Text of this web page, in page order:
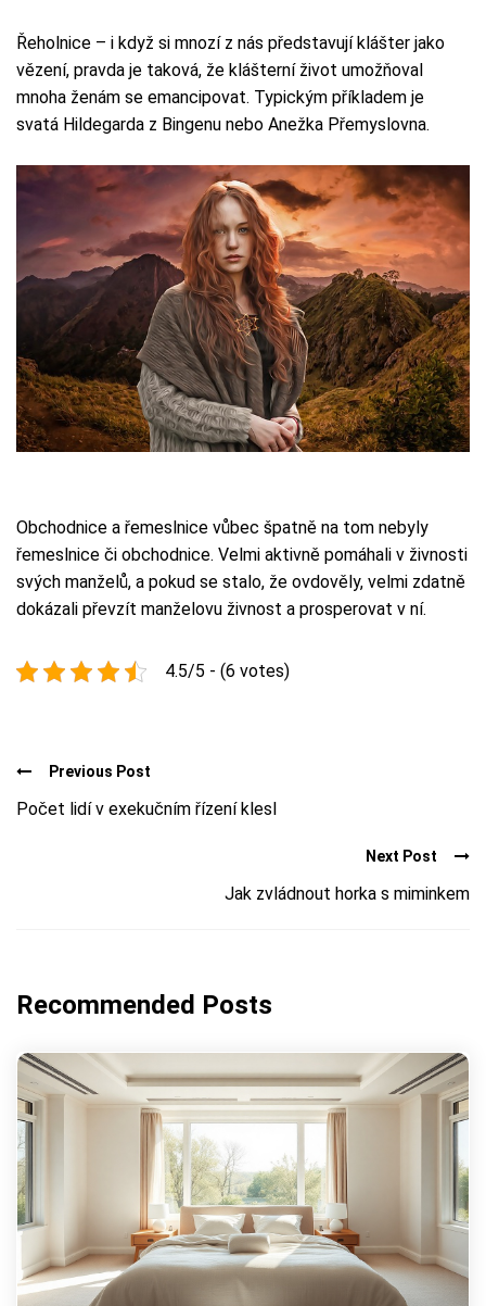
Řeholnice – i když si mnozí z nás představují klášter jako
vězení, pravda je taková, že klášterní život umožňoval
mnoha ženám se emancipovat. Typickým příkladem je
svatá Hildegarda z Bingenu nebo Anežka Přemyslovna.
Obchodnice a řemeslnice vůbec špatně na tom nebyly
řemeslnice či obchodnice. Velmi aktivně pomáhali v živnosti
svých manželů, a pokud se stalo, že ovdověly, velmi zdatně
dokázali převzít manželovu živnost a prosperovat v ní.
4.5/5 - (6 votes)
Previous Post
Počet lidí v exekučním řízení klesl
Next Post
Jak zvládnout horka s miminkem
Recommended Posts